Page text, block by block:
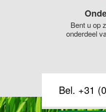
Bent u op
onderdeel
Bel. +31